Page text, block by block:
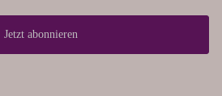
Jetzt abonnieren